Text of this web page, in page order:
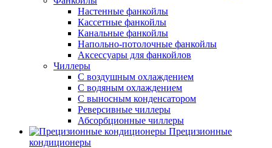
Настенные фанкойлы
Кассетные фанкойлы
Канальные фанкойлы
Напольно-потолочные фанкойлы
Аксессуары для фанкойлов
Чиллеры
С воздушным охлаждением
С водяным охлаждением
С выносным конденсатором
Реверсивные чиллеры
Абсорбционные чиллеры
Прецизионные
кондиционеры